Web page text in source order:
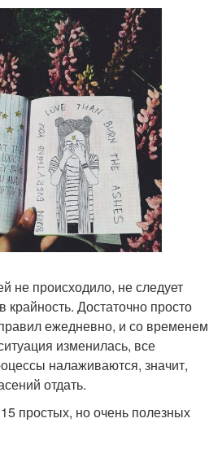
не происходило, не следует
крайность. Достаточно просто
ежедневно, и со временем
изменилась, все
налаживаются, значит,
отдать.
простых, но очень полезных